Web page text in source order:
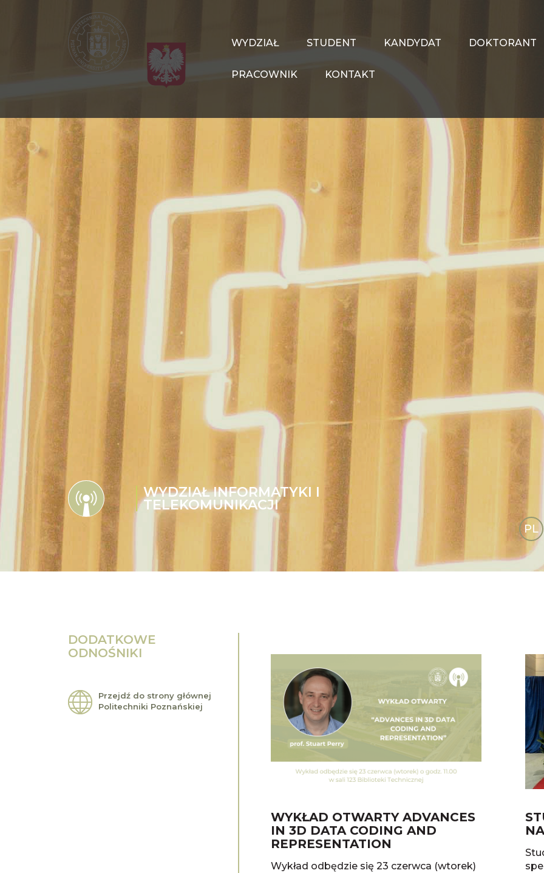
Navigation
WYDZIAŁ STUDENT KANDYDAT DOKTORANT
PRACOWNIK KONTAKT
WYDZIAŁ INFORMATYKI I
TELEKOMUNIKACJI
PL
DODATKOWE
ODNOŚNIKI
Przejdź do strony głównej
Politechniki Poznańskiej
WYKŁAD OTWARTY ADVANCES
IN 3D DATA CODING AND
REPRESENTATION
Wykład odbędzie się 23 czerwca (wtorek)